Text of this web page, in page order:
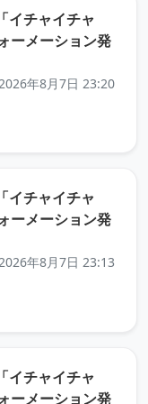
イチャイチャ
ーメーション発
事を新しいタブで開
年8月7日 23:20
イチャイチャ
ーメーション発
年8月7日 23:13
イチャイチャ
ーメーション発